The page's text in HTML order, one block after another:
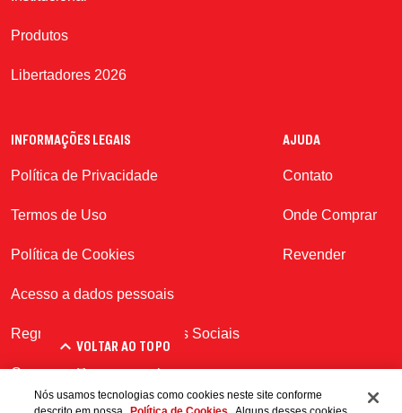
VOLTAR AO TOPO
Produtos
Libertadores 2026
INFORMAÇÕES LEGAIS
Política de Privacidade
Termos de Uso
Política de Cookies
Acesso a dados pessoais
Regras de Conduta | Redes Sociais
Consumo Responsavel
AJUDA
Contato
Onde Comprar
Revender
Nós usamos tecnologias como cookies neste site conforme